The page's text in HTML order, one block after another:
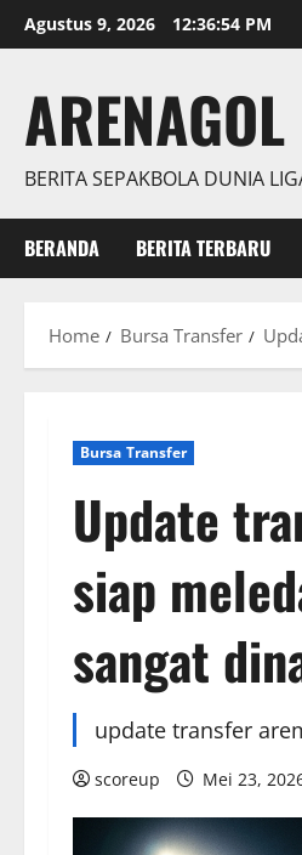
Skip
to
Agustus 9, 2026 12:36:55 PM
BERITA SEPAKBOLA DUNIA
BERANDA BERITA TERBARU
Home Bursa Transfer
Bursa Transfer
Update
siap
sangat
update transfer
scoreup Mei 23,